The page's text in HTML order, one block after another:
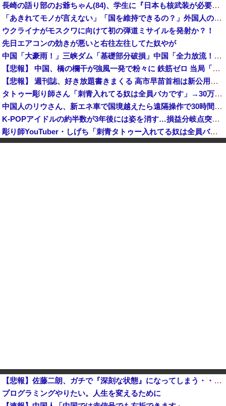
長崎の語り部のお爺ちゃん(84)、学生に『日本も核武装が必要』と言われびっくり
「あきれてモノが言えない」「国を維持できるの？」外国人の永住許可要件の厳格化で在日中国人の本音は？
ウクライナがモスクワに向けて初の弾道ミサイルを発射か？！
先日エアコンの効きが悪いと右往左往してた奴やが
中国「大豪雨！」三峡ダム「基礎部分破損」中国「全力放流！」台風13号「中国上陸予測」台風15号「中国接近（画像」中国「台風同時上陸！（穀物生産が壊滅危機」→
【悲報】 中国、橋の欄干が強風一発で粉々に 鉄筋ゼロ 当局「接着剤でくっつけただけ」「正常で、品質問題はない」
【悲報】 週刊誌、好き放題書きまくる 高市早苗首相は新公用車の贅を尽くした後部座席でたばこを吸うのが至福の時間「どんどん延びる乗車時間」
タトゥー彫り師さん「刺青入れてる奴は全員バカです」→30万再生ｗｗｗｗｗｗ
中国人のリウさん、新エネ車で国境越えたら遠隔操作で30時間ロックされる！
K-POPアイドルの約半数が3年後には姿を消す…損益分岐点突破は4％未満
彫り師YouTuber・しげち「刺青タトゥー入れてる奴は全員バカです」「すごい民度低い」「5000円好きなんすよ、バカって」
【速報】 米農家「流石にこんな値段じゃ、米作り辞める人、出るんじゃないかなあ？？」
【悲報】佐藤二朗、ガチで『深刻な状態』になってしまう・・・・
プログラミングやりたい。人生を変えるために